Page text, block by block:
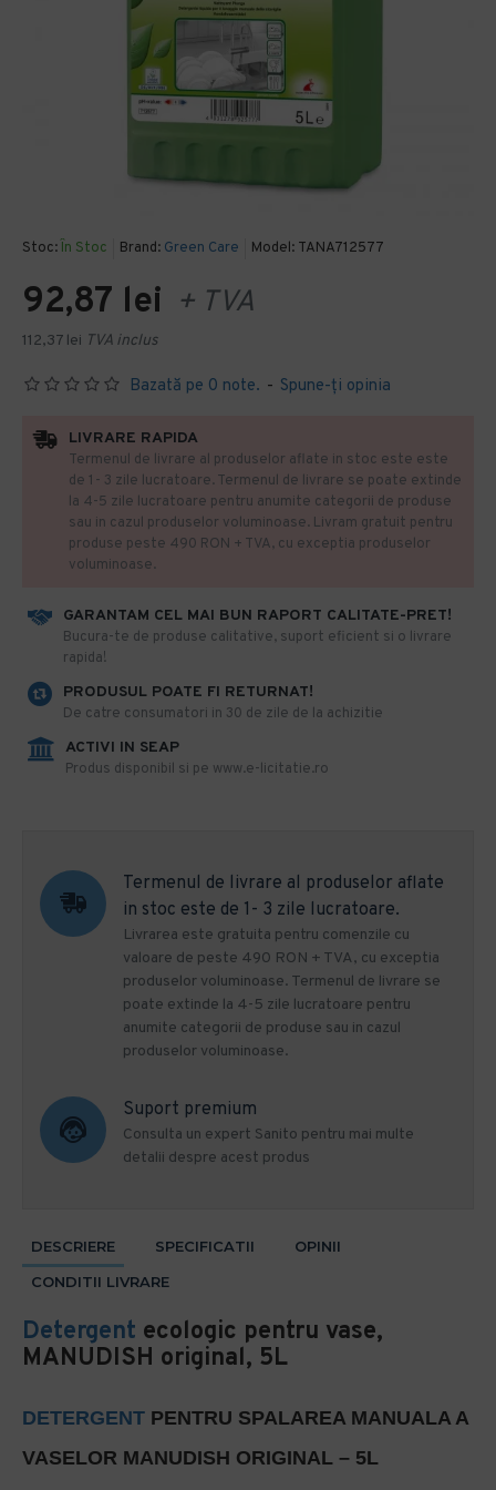
Stoc: În Stoc Brand: Green Care Model: TANA712577
Bazată pe 0 note. - Spune-ţi opinia
92,87 lei + TVA
112,37 lei TVA inclus
GARANTAM CEL MAI BUN RAPORT CALITATE-PRET!
​Bucura-te de produse calitative, suport eficient si o livrare
rapida!
PRODUSUL POATE FI RETURNAT!
De catre consumatori in 30 de zile de la achizitie
ACTIVI IN SEAP
Produs disponibil si pe www.e-licitatie.ro
LIVRARE RAPIDA
Termenul de livrare al produselor aflate in stoc este este
de 1- 3 zile lucratoare. Termenul de livrare se poate extinde
la 4-5 zile lucratoare pentru anumite categorii de produse
sau in cazul produselor voluminoase. Livram gratuit pentru
produse peste 490 RON + TVA, cu exceptia produselor
voluminoase.
Termenul de livrare al produselor aflate
in stoc este de 1- 3 zile lucratoare.
Livrarea este gratuita pentru comenzile cu
valoare de peste 490 RON + TVA, cu exceptia
produselor voluminoase. Termenul de livrare se
poate extinde la 4-5 zile lucratoare pentru
anumite categorii de produse sau in cazul
produselor voluminoase.
Suport premium
Consulta un expert Sanito pentru mai multe
detalii despre acest produs
DESCRIERE SPECIFICATII
OPINII
CONDITII LIVRARE
Detergent ecologic pentru vase,
MANUDISH original, 5L
DETERGENT PENTRU SPALAREA MANUALA A
VASELOR MANUDISH ORIGINAL – 5L